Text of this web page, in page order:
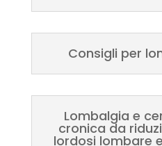
Consigli per
Lombalgia e
cronica da
lordosi lombare